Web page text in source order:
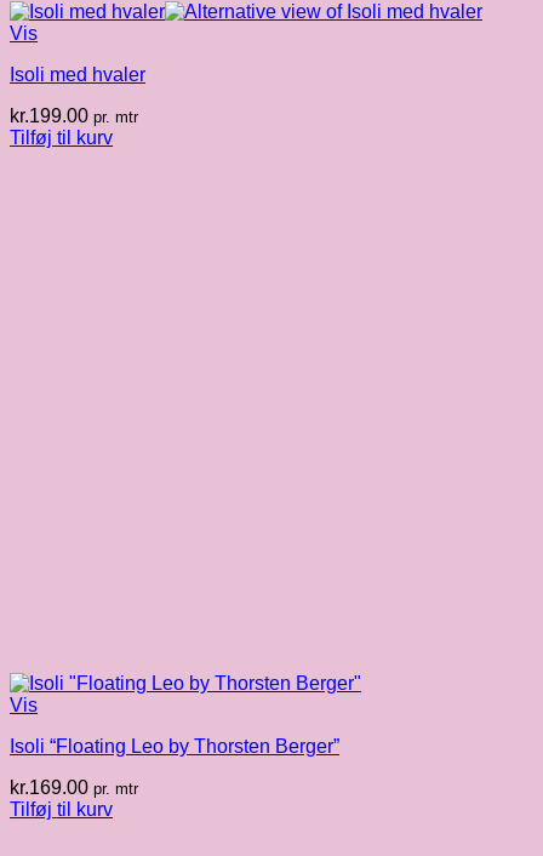
Vis
Isoli med hvaler
kr.199.00 pr. mtr
Tilføj til kurv
Vis
Isoli “Floating Leo by Thorsten Berger”
kr.169.00 pr. mtr
Tilføj til kurv